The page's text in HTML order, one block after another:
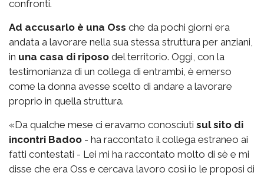
confronti.
Ad accusarlo è una Oss che da pochi giorni era
andata a lavorare nella sua stessa struttura per anziani,
in una casa di riposo del territorio. Oggi, con la
testimonianza di un collega di entrambi, è emerso
come la donna avesse scelto di andare a lavorare
proprio in quella struttura.
«Da qualche mese ci eravamo conosciuti sul sito di
incontri Badoo - ha raccontato il collega estraneo ai
fatti contestati - Lei mi ha raccontato molto di sè e mi
disse che era Oss e cercava lavoro così io le proposi di